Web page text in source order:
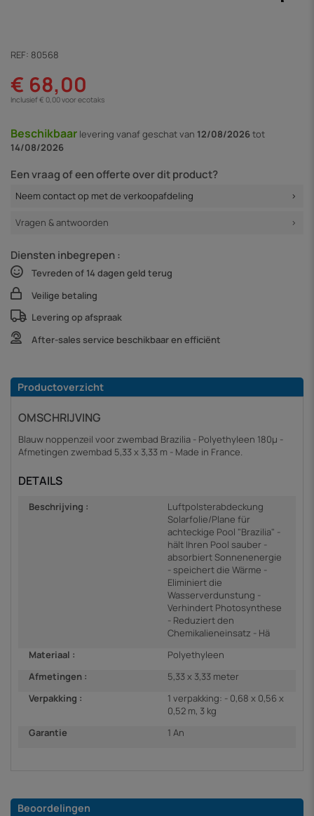
REF: 80568
€ 68,00
Inclusief € 0,00 voor ecotaks
Beschikbaar levering vanafgeschat van 12/08/2026tot
14/08/2026
Een vraag of een offerte over dit product?
Neem contact op met de verkoopafdeling
Vragen & antwoorden
Diensten inbegrepen :
Tevreden of 14 dagen geld terug
Veilige betaling
Levering op afspraak
After-sales service beschikbaar en efficiënt
Productoverzicht
OMSCHRIJVING
Blauw noppenzeil voor zwembad Brazilia - Polyethyleen 180µ -
Afmetingen zwembad 5,33 x 3,33 m - Made in France.
DETAILS
Beschrijving :
Luftpolsterabdeckung
Solarfolie/Plane für
achteckige Pool "Brazilia" -
hält Ihren Pool sauber -
absorbiert Sonnenenergie
- speichert die Wärme -
Eliminiert die
Wasserverdunstung -
Verhindert Photosynthese
- Reduziert den
Chemikalieneinsatz - Hä
Materiaal :
Polyethyleen
Afmetingen :
5,33 x 3,33 meter
Verpakking :
1 verpakking: - 0,68 x 0,56 x
0,52 m, 3 kg
Garantie
1 An
Beoordelingen